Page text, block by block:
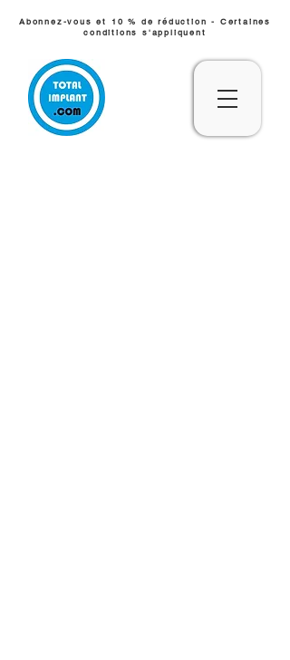
Abonnez-vous et 10 % de réduction - Certaines
conditions s'appliquent